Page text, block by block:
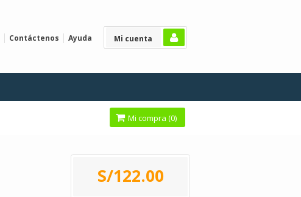
Mi cuenta
Contáctenos Ayuda
Mi compra (0)
S/122.00